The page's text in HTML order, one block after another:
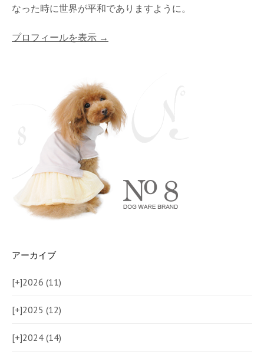
なった時に世界が平和でありますように。
プロフィールを表示 →
アーカイブ
[+]2026 (11)
[+]2025 (12)
[+]2024 (14)